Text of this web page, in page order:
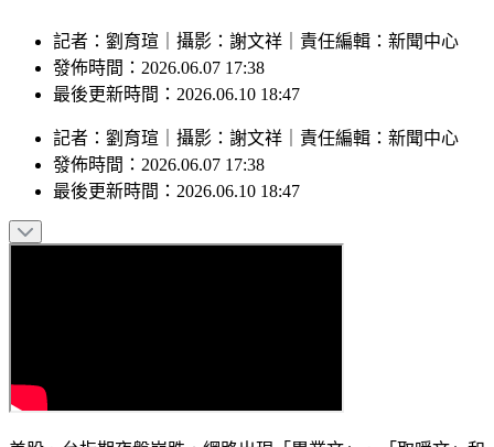
記者：劉育瑄｜攝影：謝文祥｜責任編輯：新聞中心
發佈時間：2026.06.07 17:38
最後更新時間：2026.06.10 18:47
記者 ： 劉育瑄 攝影 ： 謝文祥 責任編輯 ： 新聞中心
發佈時間： 2026.06.07 17:38
最後更新時間： 2026.06.10 18:47